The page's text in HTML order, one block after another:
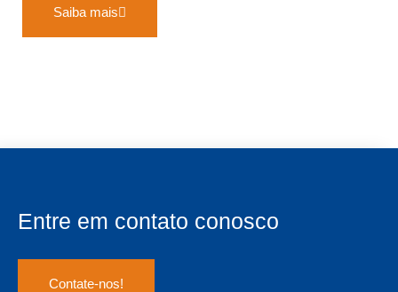
Saiba mais
Entre em contato conosco
Contate-nos!